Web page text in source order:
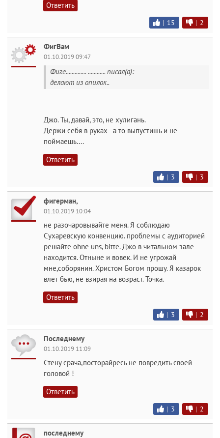
Ответить
| 15 | 2
ФигВам
01.10.2019 09:47
Фиге.............. ............ писал(а):
делают из опилок..
Джо. Ты, давай, это, не хулигань.
Держи себя в руках - а то выпустишь и не
поймаешь....
Ответить
| 3 | 3
фигерман,
01.10.2019 10:04
не разочаровывайте меня. Я соблюдаю
Сухаревскую конвенцию. проблемы с аудиторией
решайте ohne uns, bitte. Джо в читальном зале
находится. Отныне и вовек. И не угрожай
мне,соборянин. Христом Богом прошу. Я казарок
влет бью, не взирая на возраст. Точка.
Ответить
| 3 | 2
Последнему
01.10.2019 11:09
Стену срача,посторайресь не повредить своей
головой !
Ответить
| 3 | 2
последнему